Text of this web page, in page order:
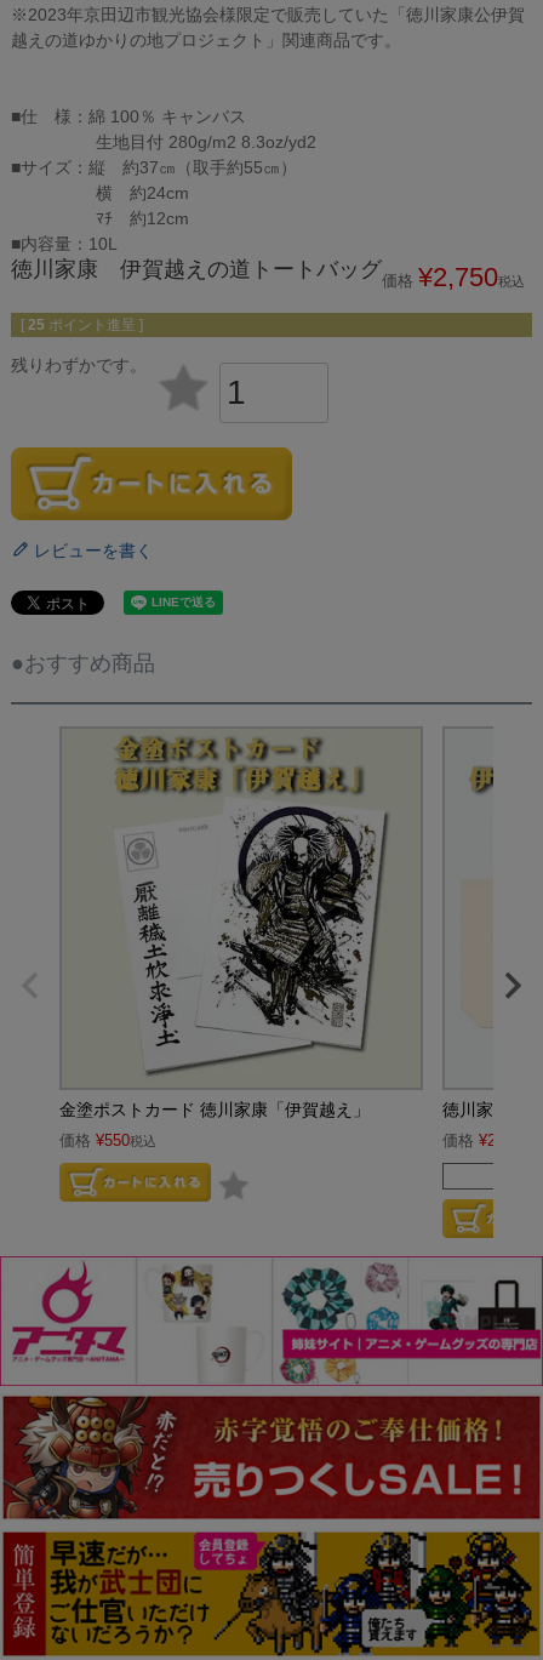
※2023年京田辺市観光協会様限定で販売していた「徳川家康公伊賀
越えの道ゆかりの地プロジェクト」関連商品です。
■仕 様：綿 100％ キャンバス
生地目付 280g/m2 8.3oz/yd2
■サイズ：縦 約37㎝（取手約55㎝）
横 約24cm
ﾏﾁ 約12cm
■内容量：10L
徳川家康 伊賀越えの道トートバッグ価格 ¥2,750税込
[ 25 ポイント進呈 ]
残りわずかです。
レビューを書く
●おすすめ商品
金塗ポストカード 徳川家康「伊賀越え」
価格 ¥550税込
徳川家康 伊
価格 ¥2,750